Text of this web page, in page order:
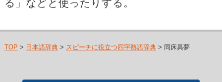
る」などと使ったりする。
TOP > 日本語辞典> スピーチに役立つ四字熟語辞典> 同床異夢